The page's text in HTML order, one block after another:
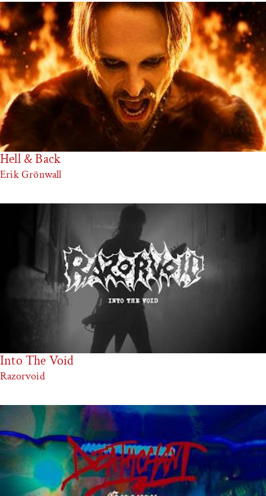
Hell & Back
Erik Grönwall
Into The Void
Razorvoid